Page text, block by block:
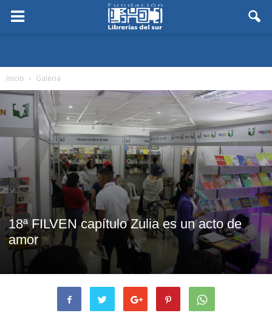
Inicio Galeria
18ª FILVEN capítulo Zulia es un acto de
amor